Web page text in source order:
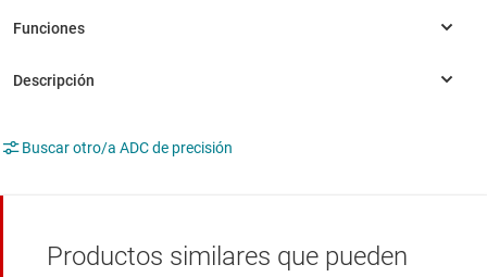
Buscar otro/a ADC de precisión
Productos similares que pueden